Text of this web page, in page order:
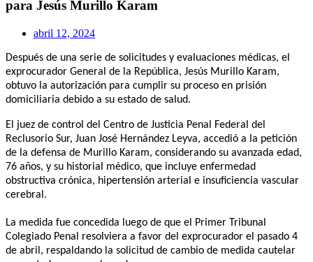
para Jesús Murillo Karam
abril 12, 2024
Después de una serie de solicitudes y evaluaciones médicas, el
exprocurador General de la República, Jesús Murillo Karam,
obtuvo la autorización para cumplir su proceso en prisión
domiciliaria debido a su estado de salud.
El juez de control del Centro de Justicia Penal Federal del
Reclusorio Sur, Juan José Hernández Leyva, accedió a la petición
de la defensa de Murillo Karam, considerando su avanzada edad,
76 años, y su historial médico, que incluye enfermedad
obstructiva crónica, hipertensión arterial e insuficiencia vascular
cerebral.
La medida fue concedida luego de que el Primer Tribunal
Colegiado Penal resolviera a favor del exprocurador el pasado 4
de abril, respaldando la solicitud de cambio de medida cautelar